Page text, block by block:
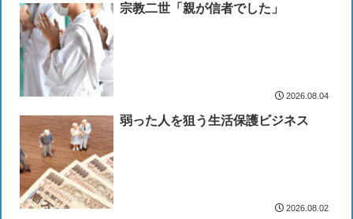
宗教二世「親が信者でした」
2026.08.04
弱った人を狙う生活保護ビジネス
2026.08.02